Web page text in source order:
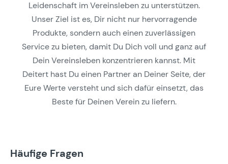
Leidenschaft im Vereinsleben zu unterstützen.
Unser Ziel ist es, Dir nicht nur hervorragende
Produkte, sondern auch einen zuverlässigen
Service zu bieten, damit Du Dich voll und ganz auf
Dein Vereinsleben konzentrieren kannst. Mit
Deitert hast Du einen Partner an Deiner Seite, der
Eure Werte versteht und sich dafür einsetzt, das
Beste für Deinen Verein zu liefern.
Häufige Fragen